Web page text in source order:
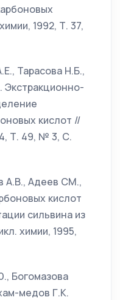
1992, Т. 37,
Тарасова Н.Б.,
Экстракционно-
кислот //
Т. 49, № 3, С.
А.В., Адеев СМ.,
кислот
сильвина из
химии, 1995,
Богомазова
медов Г.К.